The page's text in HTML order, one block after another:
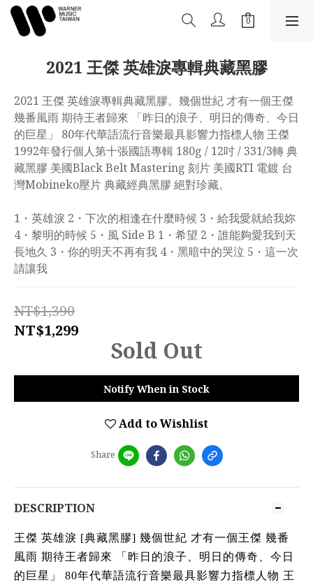
2021 王傑 英雄淚專輯典藏黑膠
2021 王傑 英雄淚專輯典藏黑膠。幾個世紀 才有一個王傑
幾番風雨 期待王者歸來 「昨日的浪子、明日的傳奇、今日
的巨星」 80年代華語流行音樂最具影響力指標人物 王傑
1992年發行個人第十張國語專輯 180g / 12吋 / 331/3轉 典
藏黑膠 美國Black Belt Mastering 刻片 美國RTI 電鍍 台
灣Mobineko壓片 典藏經典黑膠 絕對珍藏。
1・英雄淚 2・下次的相逢在什麼時候 3・給我愛就給我妳
4・黎明的時候 5・風 Side B 1・希望 2・誰能夠愛我到天
長地久 3・你的明天不再有我 4・黑暗中的哭泣 5・這一次
請讓我
NT$1,390
NT$1,299
Sold Out
Notify When in Stock
Add to Wishlist
Share
DESCRIPTION
王傑 英雄淚 [典藏黑膠] 幾個世紀 才有一個王傑 幾番
風雨 期待王者歸來 「昨日的浪子、明日的傳奇、今日
的巨星」 80年代華語流行音樂最具影響力指標人物 王